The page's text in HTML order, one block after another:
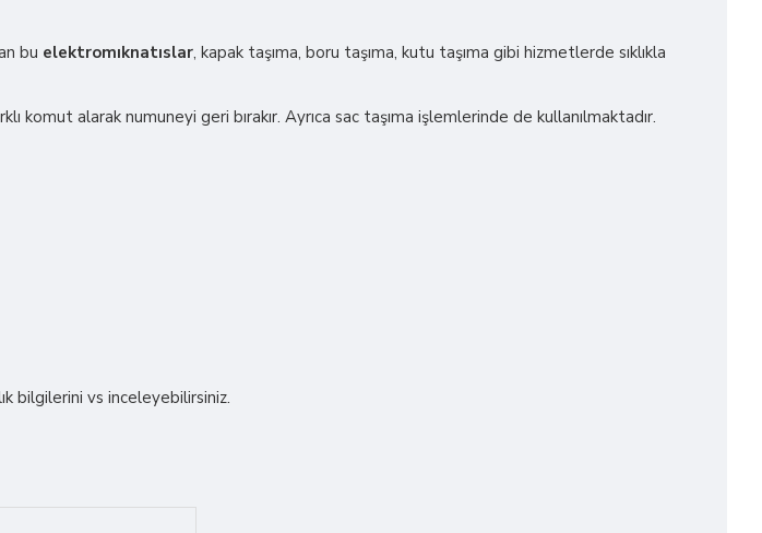
bu elektromıknatıslar, kapak taşıma, boru taşıma, kutu taşıma gibi hizmetlerde sıklıkla
komut alarak numuneyi geri bırakır. Ayrıca sac taşıma işlemlerinde de kullanılmaktadır.
bilgilerini vs inceleyebilirsiniz.